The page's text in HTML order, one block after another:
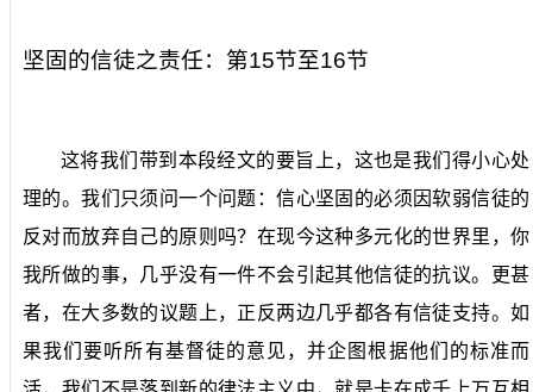
坚固的信徒之责任：第15节至16节
这将我们带到本段经文的要旨上，这也是我们得小心处
理的。我们只须问一个问题：信心坚固的必须因软弱信徒的
反对而放弃自己的原则吗？在现今这种多元化的世界里，你
我所做的事，几乎没有一件不会引起其他信徒的抗议。更甚
者，在大多数的议题上，正反两边几乎都各有信徒支持。如
果我们要听所有基督徒的意见，并企图根据他们的标准而